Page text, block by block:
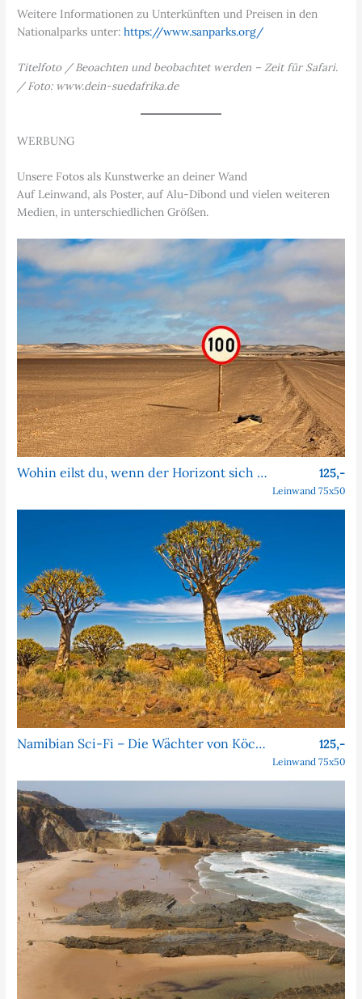
Weitere Informationen zu Unterkünften und Preisen in den
Nationalparks unter:https://www.sanparks.org/
Titelfoto / Beoachten und beobachtet werden – Zeit für Safari.
/ Foto: www.dein-suedafrika.de
WERBUNG
Unsere Fotos als Kunstwerke an deiner Wand
Auf Leinwand, als Poster, auf Alu-Dibond und vielen weiteren
Medien, in unterschiedlichen Größen.
Wohin eilst du, wenn der Horizont sich nie nähert? 125,-
Leinwand 75x50
Namibian Sci-Fi – Die Wächter von Köcher Prime 125,-
Leinwand 75x50